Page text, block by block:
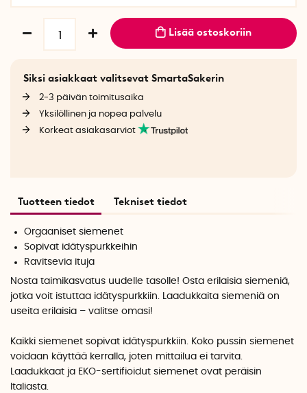
Lisää ostoskoriin
Siksi asiakkaat valitsevat SmartaSakerin
2-3 päivän toimitusaika
Yksilöllinen ja nopea palvelu
Korkeat asiakasarviot
Tuotteen tiedot Tekniset tiedot
Orgaaniset siemenet
Sopivat idätyspurkkeihin
Ravitsevia ituja
Nosta taimikasvatus uudelle tasolle! Osta erilaisia siemeniä,
jotka voit istuttaa idätyspurkkiin. Laadukkaita siemeniä on
useita erilaisia – valitse omasi!
Kaikki siemenet sopivat idätyspurkkiin. Koko pussin siemenet
voidaan käyttää kerralla, joten mittailua ei tarvita.
Laadukkaat ja EKO-sertifioidut siemenet ovat peräisin
Italiasta.